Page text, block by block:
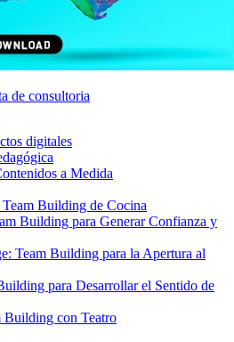
de consultoria
digitales
a Medida
Building de Cocina
Building para Generar Confianza y
Team Building para la Apertura al
para Desarrollar el Sentido de
Building con Teatro